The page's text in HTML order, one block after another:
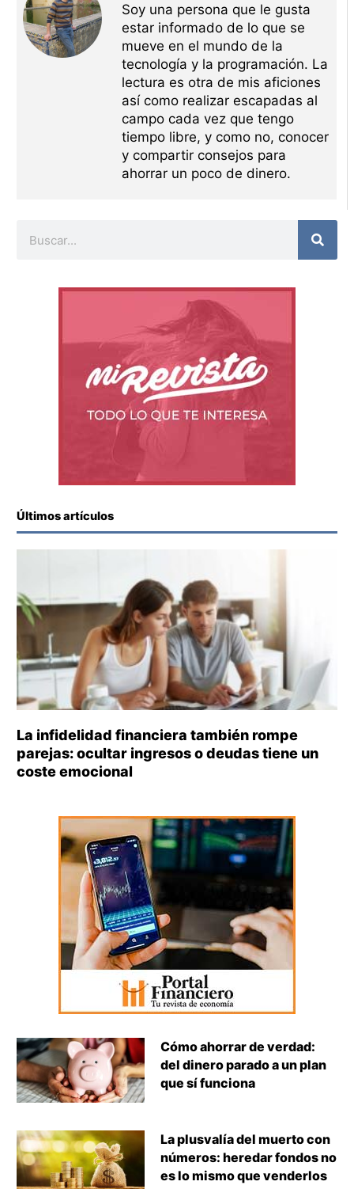
Soy una persona que le gusta
estar informado de lo que se
mueve en el mundo de la
tecnología y la programación. La
lectura es otra de mis aficiones
así como realizar escapadas al
campo cada vez que tengo
tiempo libre, y como no, conocer
y compartir consejos para
ahorrar un poco de dinero.
Últimos artículos
La infidelidad financiera también rompe
parejas: ocultar ingresos o deudas tiene un
coste emocional
Cómo ahorrar de verdad:
del dinero parado a un plan
que sí funciona
La plusvalía del muerto con
números: heredar fondos no
es lo mismo que venderlos